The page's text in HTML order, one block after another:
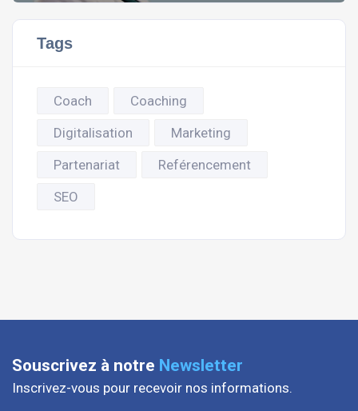
Tags
Coach
Coaching
Digitalisation
Marketing
Partenariat
Reférencement
SEO
Souscrivez à notre Newsletter
Inscrivez-vous pour recevoir nos informations.